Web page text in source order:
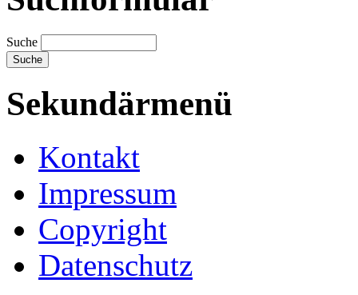
Suche
Sekundärmenü
Kontakt
Impressum
Copyright
Datenschutz